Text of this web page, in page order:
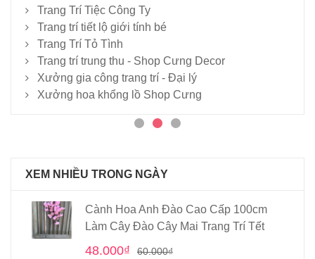
Trang Trí Tiệc Công Ty
Trang trí tiết lộ giới tính bé
Trang Trí Tỏ Tình
Trang trí trung thu - Shop Cưng Decor
Xưởng gia công trang trí - Đại lý
Xưởng hoa khổng lồ Shop Cưng
XEM NHIỀU TRONG NGÀY
Cành Hoa Anh Đào Cao Cấp 100cm
Làm Cây Đào Cây Mai Trang Trí Tết
60.000₫
48.000₫